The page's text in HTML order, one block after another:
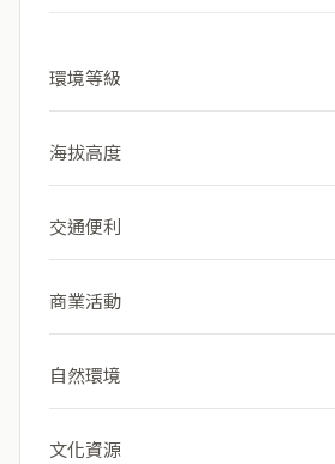
環境等級
海拔高度
交通便利
商業活動
自然環境
文化資源